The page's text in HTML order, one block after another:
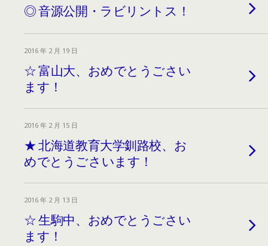
◎ 音源公開・ラビリントス！
2016 年 2 月 19 日
☆ 富山大、おめでとうごさい
ます！
2016 年 2 月 15 日
★ 北海道教育大学釧路校、お
めでとうごさいます！
2016 年 2 月 13 日
☆ 生駒中、おめでとうごさい
ます！